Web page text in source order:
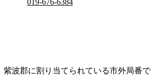
紫波郡に割り当てられている市外局番で